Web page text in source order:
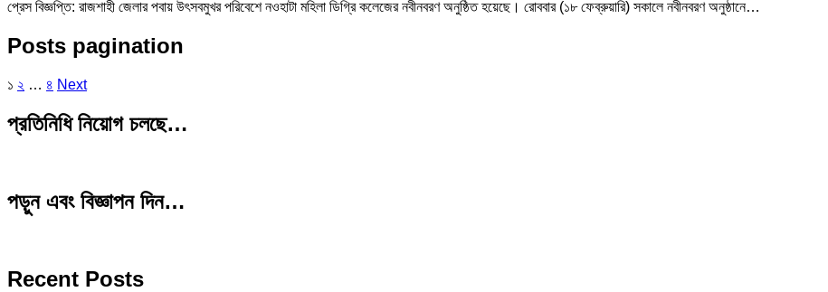
প্রেস বিজ্ঞপ্তি: রাজশাহী জেলার পবায় উৎসবমুখর পরিবেশে নওহাটা মহিলা ডিগ্রি কলেজের নবীনবরণ অনুষ্ঠিত হয়েছে। রোববার (১৮ ফেব্রুয়ারি) সকালে নবীনবরণ অনুষ্ঠানে…
Posts pagination
১ ২ … ৪ Next
প্রতিনিধি নিয়োগ চলছে…
পড়ুন এবং বিজ্ঞাপন দিন…
Recent Posts